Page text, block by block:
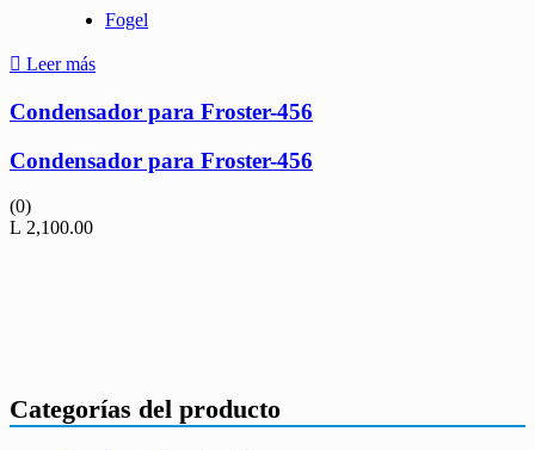
Fogel
Leer más
Condensador para Froster-456
Condensador para Froster-456
(0)
L 2,100.00
Categorías del producto